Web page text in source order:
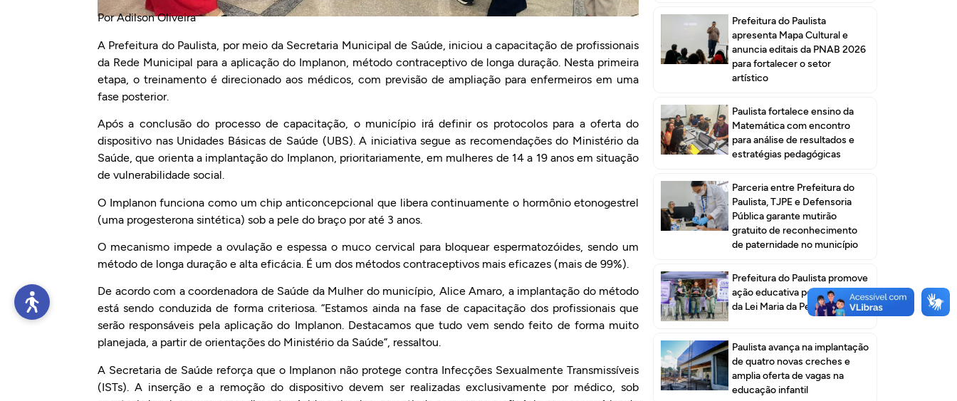
Por Adilson Oliveira
A Prefeitura do Paulista, por meio da Secretaria Municipal de Saúde, iniciou a capacitação de profissionais
da Rede Municipal para a aplicação do Implanon, método contraceptivo de longa duração. Nesta primeira
etapa, o treinamento é direcionado aos médicos, com previsão de ampliação para enfermeiros em uma
fase posterior.
Após a conclusão do processo de capacitação, o município irá definir os protocolos para a oferta do
dispositivo nas Unidades Básicas de Saúde (UBS). A iniciativa segue as recomendações do Ministério da
Saúde, que orienta a implantação do Implanon, prioritariamente, em mulheres de 14 a 19 anos em situação
de vulnerabilidade social.
O Implanon funciona como um chip anticoncepcional que libera continuamente o hormônio etonogestrel
(uma progesterona sintética) sob a pele do braço por até 3 anos.
O mecanismo impede a ovulação e espessa o muco cervical para bloquear espermatozóides, sendo um
método de longa duração e alta eficácia. É um dos métodos contraceptivos mais eficazes (mais de 99%).
De acordo com a coordenadora de Saúde da Mulher do município, Alice Amaro, a implantação do método
está sendo conduzida de forma criteriosa. “Estamos ainda na fase de capacitação dos profissionais que
serão responsáveis pela aplicação do Implanon. Destacamos que tudo vem sendo feito de forma muito
planejada, a partir de orientações do Ministério da Saúde”, ressaltou.
A Secretaria de Saúde reforça que o Implanon não protege contra Infecções Sexualmente Transmissíveis
(ISTs). A inserção e a remoção do dispositivo devem ser realizadas exclusivamente por médico, sob
Prefeitura do Paulista
apresenta Mapa Cultural e
anuncia editais da PNAB 2026
para fortalecer o setor
artístico
Paulista fortalece ensino da
Matemática com encontro
para análise de resultados e
estratégias pedagógicas
Parceria entre Prefeitura do
Paulista, TJPE e Defensoria
Pública garante mutirão
gratuito de reconhecimento
de paternidade no município
Prefeitura do Paulista promove
ação educativa pelos 20 anos
da Lei Maria da Penha
Paulista avança na implantação
de quatro novas creches e
amplia oferta de vagas na
educação infantil